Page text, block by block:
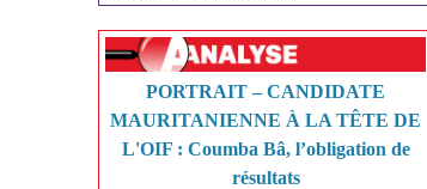
PORTRAIT – CANDIDATE
MAURITANIENNE À LA TÊTE DE
L'OIF : Coumba Bâ, l’obligation de
résultats